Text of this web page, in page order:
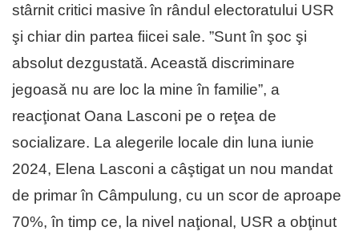
stârnit critici masive în rândul electoratului USR
şi chiar din partea fiicei sale. ”Sunt în şoc şi
absolut dezgustată. Această discriminare
jegoasă nu are loc la mine în familie”, a
reacţionat Oana Lasconi pe o reţea de
socializare. La alegerile locale din luna iunie
2024, Elena Lasconi a câştigat un nou mandat
de primar în Câmpulung, cu un scor de aproape
70%, în timp ce, la nivel naţional, USR a obţinut